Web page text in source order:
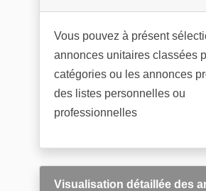
Vous pouvez à présent
annonces unitaires classées
catégories ou les annonces
des listes personnelles ou
professionnelles
Visualisation détaillée des